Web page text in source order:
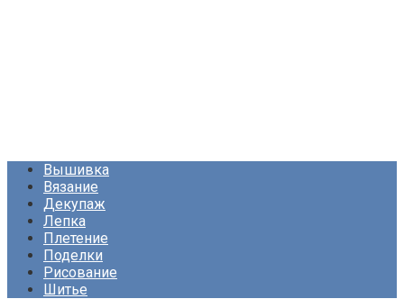
Вышивка
Вязание
Декупаж
Лепка
Плетение
Поделки
Рисование
Шитье